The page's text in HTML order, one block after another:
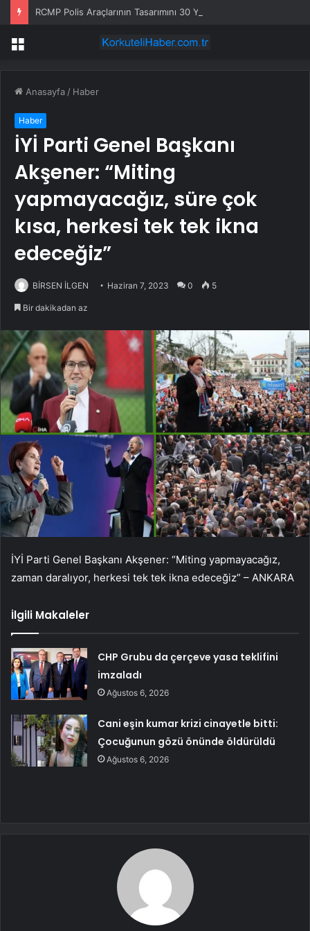
RCMP Polis Araçlarının Tasarımını 30 Yıl Sonra Yeniliyor
Menü
Anasayfa / Haber
Haber
İYİ Parti Genel Başkanı
Akşener: “Miting
yapmayacağız, süre çok
kısa, herkesi tek tek ikna
edeceğiz”
BİRSEN İLGEN Haziran 7, 2023 0 5
Bir dakikadan az
İYİ Parti Genel Başkanı Akşener: “Miting yapmayacağız,
zaman daralıyor, herkesi tek tek ikna edeceğiz” – ANKARA
İlgili Makaleler
CHP Grubu da çerçeve yasa teklifini
imzaladı
Ağustos 6, 2026
Cani eşin kumar krizi cinayetle bitti:
Çocuğunun gözü önünde öldürüldü
Ağustos 6, 2026